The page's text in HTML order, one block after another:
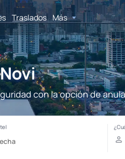
Traslados Más
con la opción de